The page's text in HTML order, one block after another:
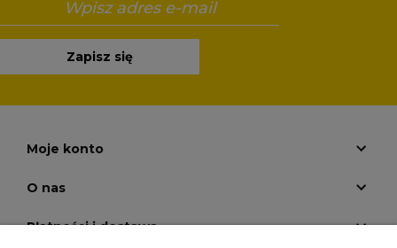
Zapisz się
Moje konto
O nas
Płatności i dostawa